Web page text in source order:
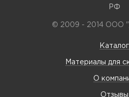
РФ
© 2009 - 2014 ООО
Каталог
Материалы для
О
Отзывы